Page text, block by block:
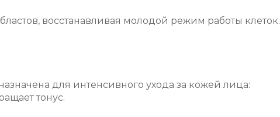
восстанавливая молодой режим работы клеток.
для интенсивного ухода за кожей лица:
тонус.